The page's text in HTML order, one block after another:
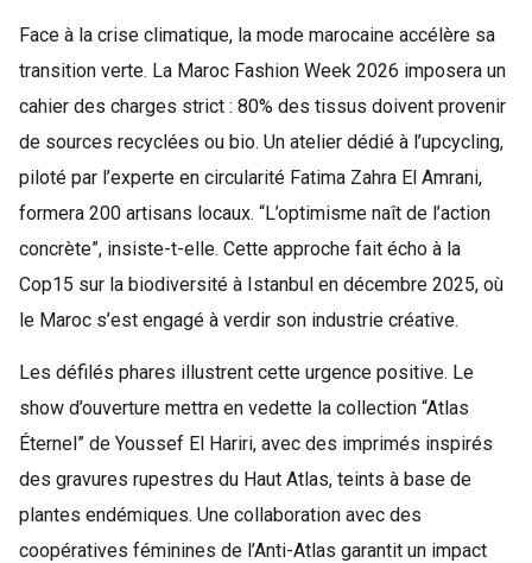
Face à la crise climatique, la mode marocaine accélère sa
transition verte. La Maroc Fashion Week 2026 imposera un
cahier des charges strict : 80% des tissus doivent provenir
de sources recyclées ou bio. Un atelier dédié à l’upcycling,
piloté par l’experte en circularité Fatima Zahra El Amrani,
formera 200 artisans locaux. “L’optimisme naît de l’action
concrète”, insiste-t-elle. Cette approche fait écho à la
Cop15 sur la biodiversité à Istanbul en décembre 2025, où
le Maroc s’est engagé à verdir son industrie créative.
Les défilés phares illustrent cette urgence positive. Le
show d’ouverture mettra en vedette la collection “Atlas
Éternel” de Youssef El Hariri, avec des imprimés inspirés
des gravures rupestres du Haut Atlas, teints à base de
plantes endémiques. Une collaboration avec des
coopératives féminines de l’Anti-Atlas garantit un impact